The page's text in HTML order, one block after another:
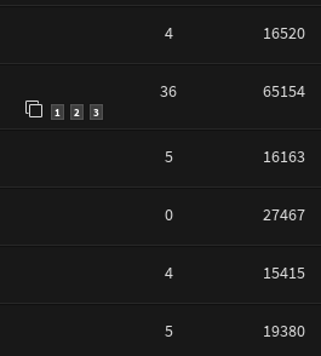
4 16520
1 2 3
36 65154
5 16163
0 27467
4 15415
5 19380